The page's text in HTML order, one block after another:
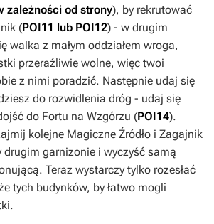
zależności od strony), by rekrutować
(POI11 lub POI12) - w drugim
walka z małym oddziałem wroga,
przeraźliwie wolne, więc twoi
z nimi poradzić. Następnie udaj się
do rozwidlenia dróg - udaj się
do Fortu na Wzgórzu (POI14).
kolejne Magiczne Źródło i Zagajnik
drugim garnizonie i wyczyść samą
Teraz wystarczy tylko rozesłać
tych budynków, by łatwo mogli